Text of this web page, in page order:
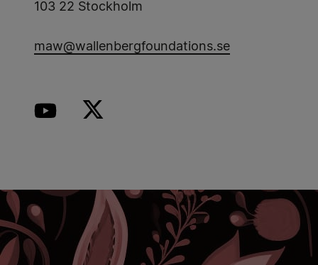
103 22 Stockholm
maw@wallenbergfoundations.se